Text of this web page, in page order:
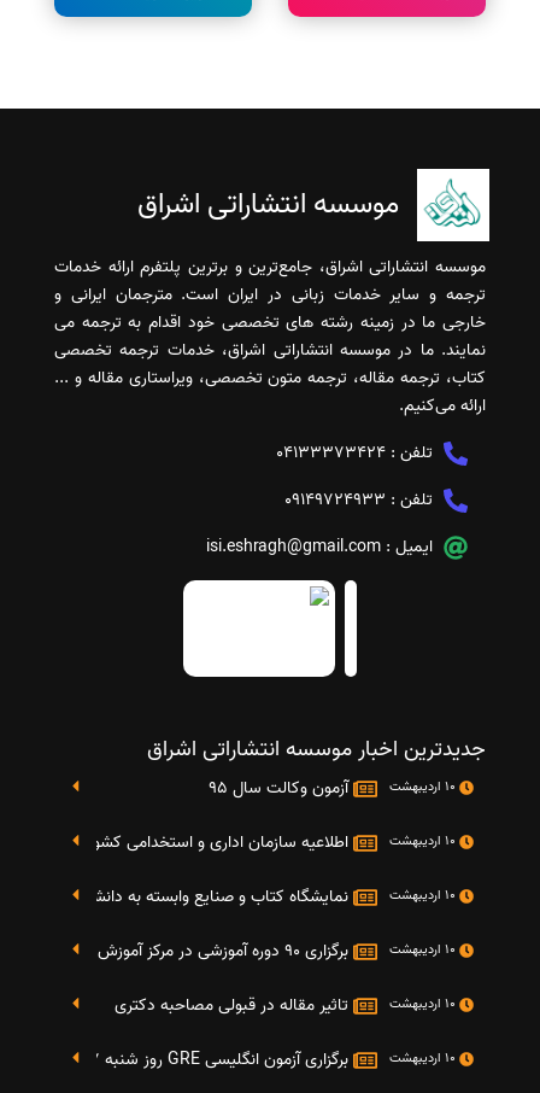
موسسه انتشاراتی اشراق
موسسه انتشاراتی اشراق، جامع‌ترین و برترین پلتفرم ارائه خدمات
ترجمه و سایر خدمات زبانی در ایران است. مترجمان ایرانی و
خارجی ما در زمینه رشته های تخصصی خود اقدام به ترجمه می
نمایند. ما در موسسه انتشاراتی اشراق، خدمات ترجمه تخصصی
کتاب، ترجمه مقاله، ترجمه متون تخصصی، ویراستاری مقاله و ...
ارائه می‌کنیم.
تلفن : 04133373424
تلفن : 09149724933
ایمیل : isi.eshragh@gmail.com
جدیدترین اخبار موسسه انتشاراتی اشراق
آزمون وکالت سال 95
اطلاعیه سازمان اداری و استخدامی کشور در خصوص
نمایشگاه کتاب و صنایع وابسته به دانشگاه صنعتی شریف 4 الی 8 مهر
برگزاری 90 دوره آموزشی در مرکز آموزش فرهنگی دانشگاه علامه
تاثیر مقاله در قبولی مصاحبه دکتری
برگزاری آزمون انگلیسی GRE روز شنبه 27 شهریور(مقارن با 17 سپتامبر 2016)